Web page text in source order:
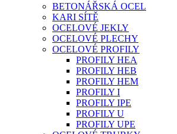
BETONÁŘSKÁ OCEL
KARI SÍTĚ
OCELOVÉ JEKLY
OCELOVÉ PLECHY
OCELOVÉ PROFILY
PROFILY HEA
PROFILY HEB
PROFILY HEM
PROFILY I
PROFILY IPE
PROFILY U
PROFILY UPE